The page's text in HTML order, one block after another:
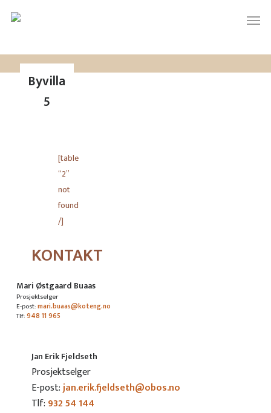
content
Byvilla
5
[table
“2”
not
found
/]
KONTAKT
Mari Østgaard Buaas
Prosjektselger
E-post:mari.buaas@koteng.no
Tlf:948 11 965
Jan Erik Fjeldseth
Prosjektselger
E-post:jan.erik.fjeldseth@obos.no
Tlf: 932 54 144